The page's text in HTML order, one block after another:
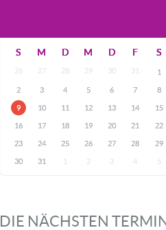
S M D M D F S
26 27 28 29 30 31 1
2 3 4 5 6 7 8
9 10 11 12 13 14 15
16 17 18 19 20 21 22
23 24 25 26 27 28 29
30 31 1 2 3 4 5
DIE NÄCHSTEN